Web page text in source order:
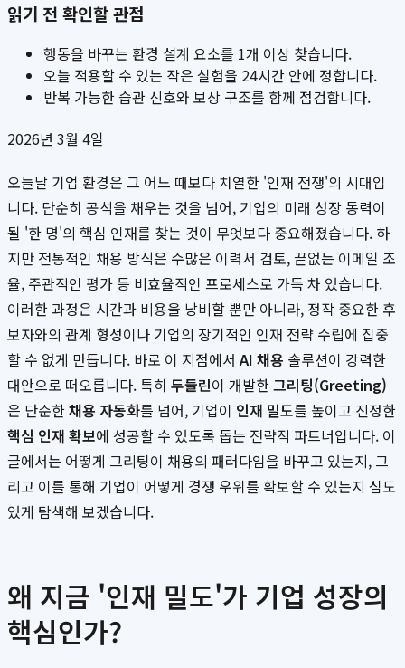
읽기 전 확인할 관점
행동을 바꾸는 환경 설계 요소를 1개 이상 찾습니다.
오늘 적용할 수 있는 작은 실험을 24시간 안에 정합니다.
반복 가능한 습관 신호와 보상 구조를 함께 점검합니다.
2026년 3월 4일
오늘날 기업 환경은 그 어느 때보다 치열한 '인재 전쟁'의 시대입
니다. 단순히 공석을 채우는 것을 넘어, 기업의 미래 성장 동력이
될 '한 명'의 핵심 인재를 찾는 것이 무엇보다 중요해졌습니다. 하
지만 전통적인 채용 방식은 수많은 이력서 검토, 끝없는 이메일 조
율, 주관적인 평가 등 비효율적인 프로세스로 가득 차 있습니다.
이러한 과정은 시간과 비용을 낭비할 뿐만 아니라, 정작 중요한 후
보자와의 관계 형성이나 기업의 장기적인 인재 전략 수립에 집중
할 수 없게 만듭니다. 바로 이 지점에서AI 채용 솔루션이 강력한
대안으로 떠오릅니다. 특히 두들린이 개발한그리팅(Greeting)
은 단순한채용 자동화를 넘어, 기업이 인재 밀도를 높이고 진정한
핵심 인재 확보에 성공할 수 있도록 돕는 전략적 파트너입니다. 이
글에서는 어떻게 그리팅이 채용의 패러다임을 바꾸고 있는지, 그
리고 이를 통해 기업이 어떻게 경쟁 우위를 확보할 수 있는지 심도
있게 탐색해 보겠습니다.
왜 지금 '인재 밀도'가 기업 성장의
핵심인가?